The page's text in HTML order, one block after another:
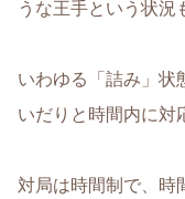
うな王手という状況
いわゆる「詰み」状
いだりと時間内に対
対局は時間制で、時